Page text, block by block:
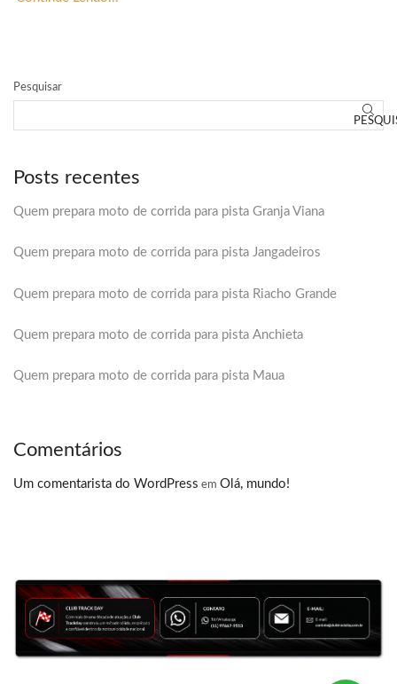
Pesquisar
Posts recentes
Quem prepara moto de corrida para pista Granja Viana
Quem prepara moto de corrida para pista Jangadeiros
Quem prepara moto de corrida para pista Riacho Grande
Quem prepara moto de corrida para pista Anchieta
Quem prepara moto de corrida para pista Maua
Comentários
Um comentarista do WordPress em Olá, mundo!